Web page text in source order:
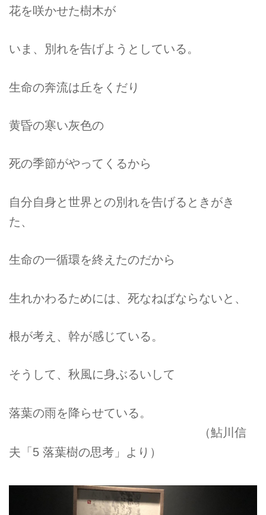
花を咲かせた樹木が
いま、別れを告げようとしている。
生命の奔流は丘をくだり
黄昏の寒い灰色の
死の季節がやってくるから
自分自身と世界との別れを告げるときがき
た、
生命の一循環を終えたのだから
生れかわるためには、死なねばならないと、
根が考え、幹が感じている。
そうして、秋風に身ぶるいして
落葉の雨を降らせている。
（鮎川信
夫「5 落葉樹の思考」より）